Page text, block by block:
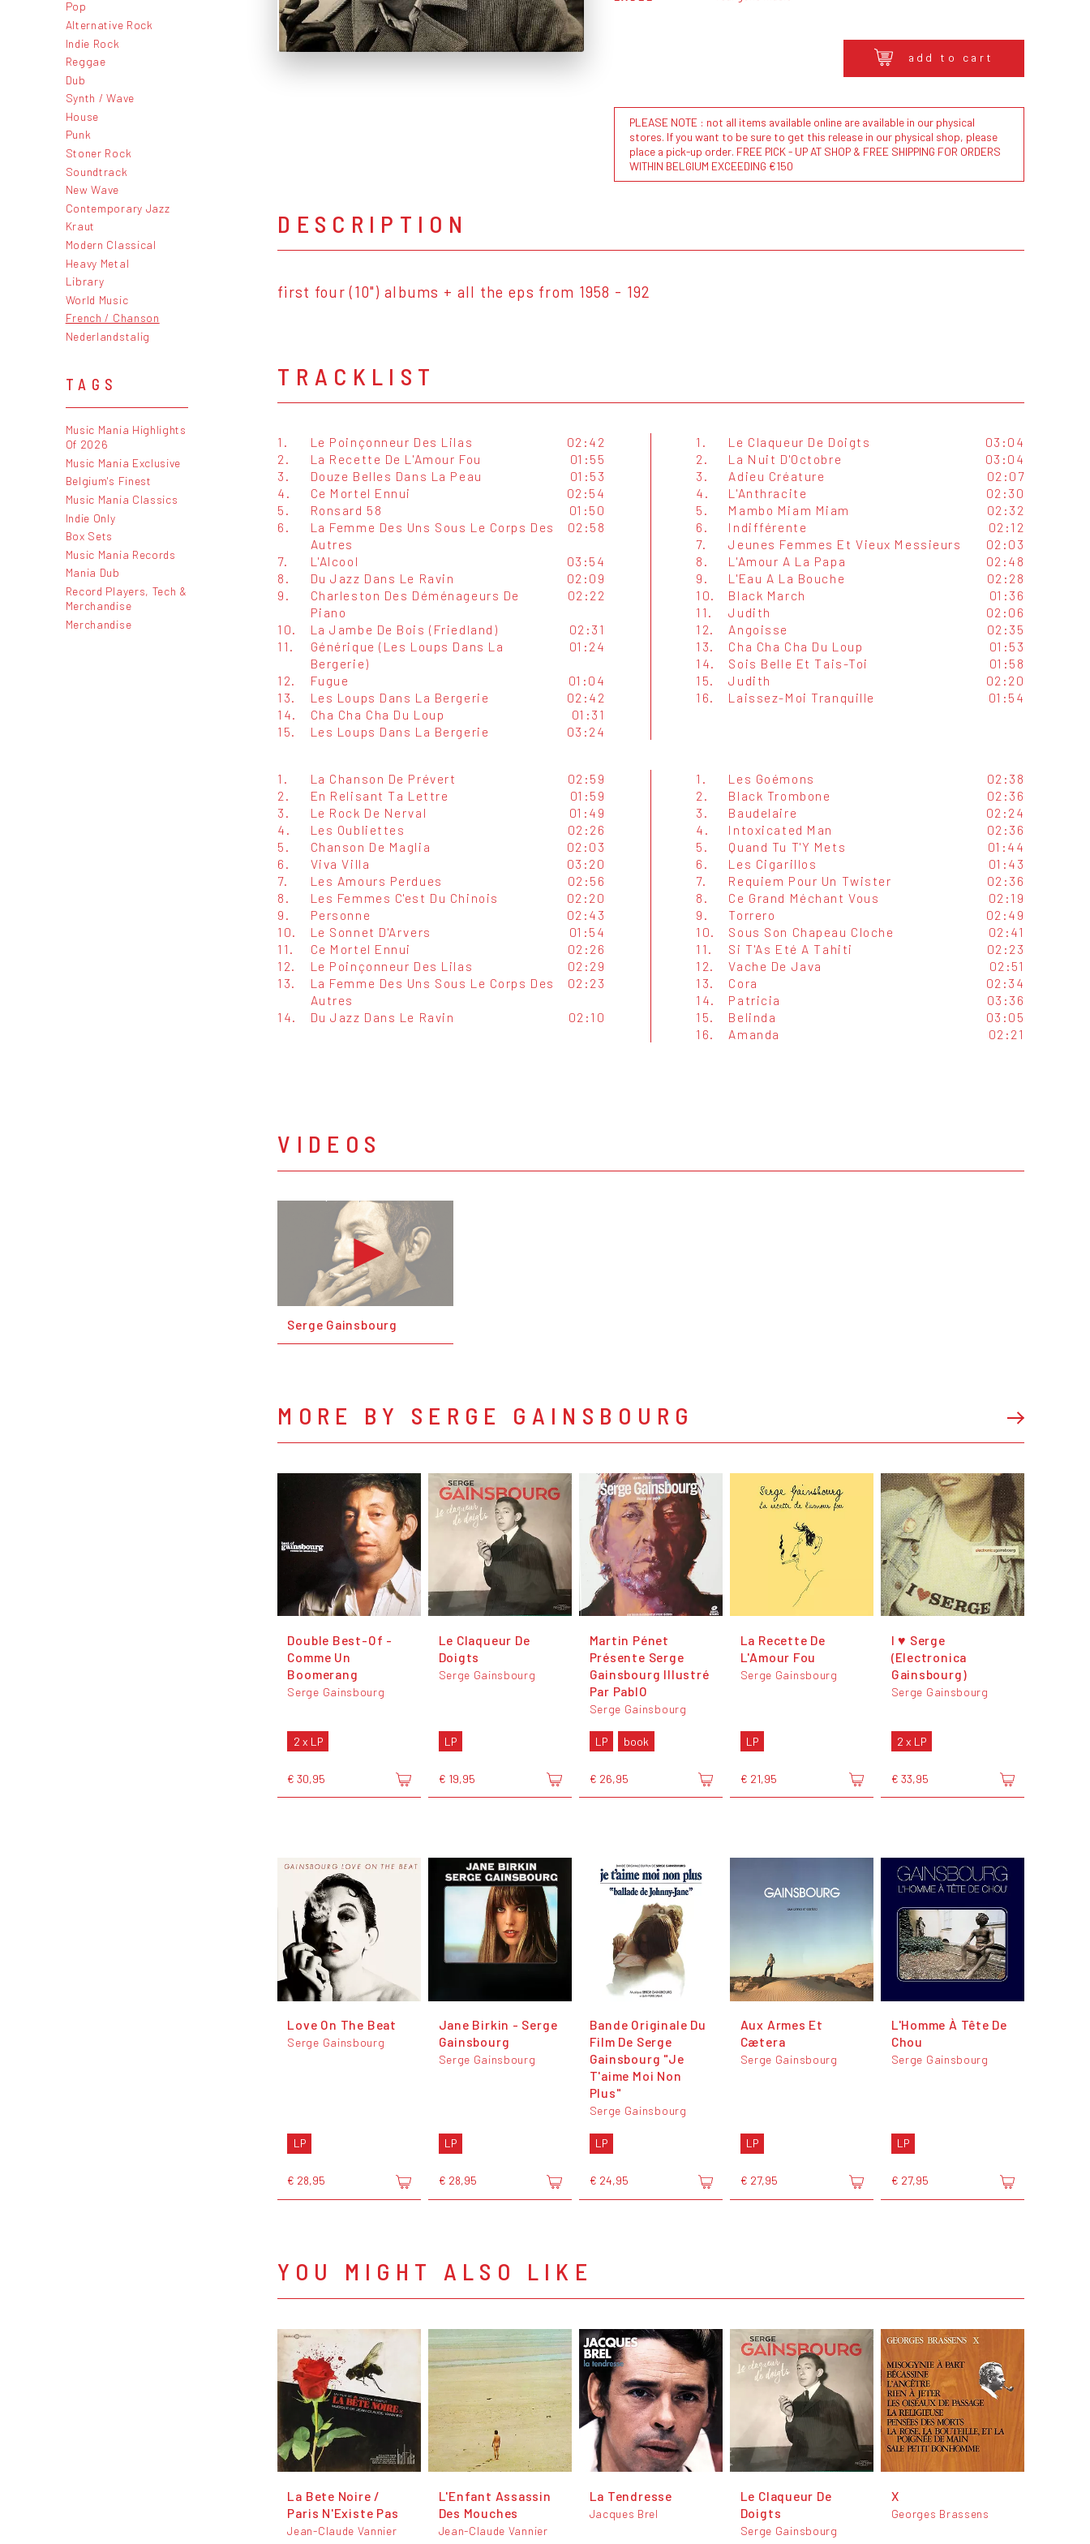
Pop
Alternative Rock
Indie Rock
Reggae
Dub
Synth / Wave
House
Punk
Stoner Rock
Soundtrack
New Wave
Contemporary Jazz
Kraut
Modern Classical
Heavy Metal
Library
World Music
French / Chanson
Nederlandstalig
TAGS
Music Mania Highlights
Of 2026
Music Mania Exclusive
Belgium's Finest
Music Mania Classics
Indie Only
Box Sets
Music Mania Records
Mania Dub
Record Players, Tech &
Merchandise
Merchandise
add to cart
PLEASE NOTE : not all items available online are available in our physical
stores. If you want to be sure to get this release in our physical shop, please
place a pick-up order. FREE PICK - UP AT SHOP & FREE SHIPPING FOR ORDERS
WITHIN BELGIUM EXCEEDING €150
DESCRIPTION
first four (10") albums + all the eps from 1958 - 192
TRACKLIST
1. Le Poinçonneur Des Lilas
02:42
2.
La Recette De L'Amour Fou
01:55
3.
Douze Belles Dans La Peau
01:53
4.
Ce Mortel Ennui
02:54
5.
Ronsard 58
01:50
6.
La Femme Des Uns Sous Le Corps Des
Autres
02:58
7. L'Alcool
03:54
8.
Du Jazz Dans Le Ravin
02:09
9.
Charleston Des Déménageurs De
Piano
02:22
10. La Jambe De Bois (Friedland)
02:31
11.
Générique (Les Loups Dans La
Bergerie)
01:24
12. Fugue
01:04
13.
Les Loups Dans La Bergerie
02:42
14.
Cha Cha Cha Du Loup
01:31
15.
Les Loups Dans La Bergerie 03:24
1. Le Claqueur De Doigts
03:04
2.
La Nuit D'Octobre
03:04
3.
Adieu Créature
02:07
4.
L'Anthracite
02:30
5.
Mambo Miam Miam
02:32
6.
Indifférente
02:12
7.
Jeunes Femmes Et Vieux Messieurs
02:03
8.
L'Amour A La Papa
02:48
9.
L'Eau A La Bouche
02:28
10.
Black March
01:36
11.
Judith
02:06
12.
Angoisse
02:35
13.
Cha Cha Cha Du Loup
01:53
14.
Sois Belle Et Tais-Toi
01:58
15.
Judith
02:20
16.
Laissez-Moi Tranquille 01:54
1. La Chanson De Prévert
02:59
2.
En Relisant Ta Lettre
01:59
3.
Le Rock De Nerval
01:49
4.
Les Oubliettes
02:26
5.
Chanson De Maglia
02:03
6.
Viva Villa
03:20
7.
Les Amours Perdues
02:56
8.
Les Femmes C'est Du Chinois
02:20
9.
Personne
02:43
10.
Le Sonnet D'Arvers
01:54
11.
Ce Mortel Ennui
02:26
12.
Le Poinçonneur Des Lilas
02:29
13.
La Femme Des Uns Sous Le Corps Des
Autres
02:23
14. Du Jazz Dans Le Ravin 02:10
1. Les Goémons
02:38
2.
Black Trombone
02:36
3.
Baudelaire
02:24
4.
Intoxicated Man
02:36
5.
Quand Tu T'Y Mets
01:44
6.
Les Cigarillos
01:43
7.
Requiem Pour Un Twister
02:36
8.
Ce Grand Méchant Vous
02:19
9.
Torrero
02:49
10.
Sous Son Chapeau Cloche
02:41
11.
Si T'As Eté A Tahiti
02:23
12.
Vache De Java
02:51
13.
Cora
02:34
14.
Patricia
03:36
15.
Belinda
03:05
16.
Amanda 02:21
VIDEOS
Serge Gainsbourg
MORE BY SERGE GAINSBOURG
Double Best-Of -
Comme Un
Boomerang
Serge Gainsbourg
2 x LP
€ 30,95
Le Claqueur De
Doigts
Serge Gainsbourg
LP
€ 19,95
Martin Pénet
Présente Serge
Gainsbourg Illustré
Par PablO
Serge Gainsbourg
LP book
€ 26,95
La Recette De
L'Amour Fou
Serge Gainsbourg
LP
€ 21,95
I ♥ Serge
(Electronica
Gainsbourg)
Serge Gainsbourg
2 x LP
€ 33,95
Love On The Beat
Serge Gainsbourg
LP
€ 28,95
Jane Birkin - Serge
Gainsbourg
Serge Gainsbourg
LP
€ 28,95
Bande Originale Du
Film De Serge
Gainsbourg "Je
T'aime Moi Non
Plus"
Serge Gainsbourg
LP
€ 24,95
Aux Armes Et
Cætera
Serge Gainsbourg
LP
€ 27,95
L'Homme À Tête De
Chou
Serge Gainsbourg
LP
€ 27,95
YOU MIGHT ALSO LIKE
La Bete Noire /
Paris N'Existe Pas
Jean-Claude Vannier
L'Enfant Assassin
Des Mouches
Jean-Claude Vannier
La Tendresse
Jacques Brel
Le Claqueur De
Doigts
Serge Gainsbourg
X
Georges Brassens